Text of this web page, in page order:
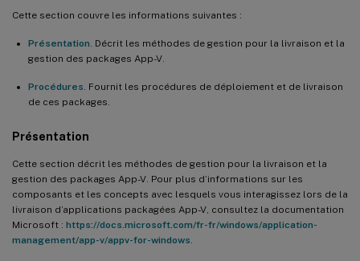
Cette section couvre les informations suivantes :
Présentation . Décrit les méthodes de gestion pour la livraison et la
gestion des packages App-V.
Procédures . Fournit les procédures de déploiement et de livraison
de ces packages.
Présentation
Cette section décrit les méthodes de gestion pour la livraison et la
gestion des packages App-V. Pour plus d’informations sur les
composants et les concepts avec lesquels vous interagissez lors de la
livraison d’applications packagées App-V, consultez la documentation
Microsoft : https://docs.microsoft.com/fr-fr/windows/application-
management/app-v/appv-for-windows